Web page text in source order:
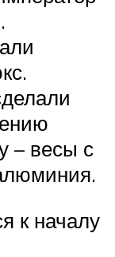
– весы с
к началу